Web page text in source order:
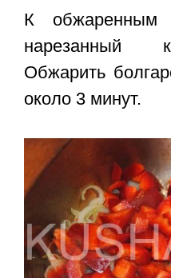
К обжаренным
нарезанный
Обжарить
около 3 минут.